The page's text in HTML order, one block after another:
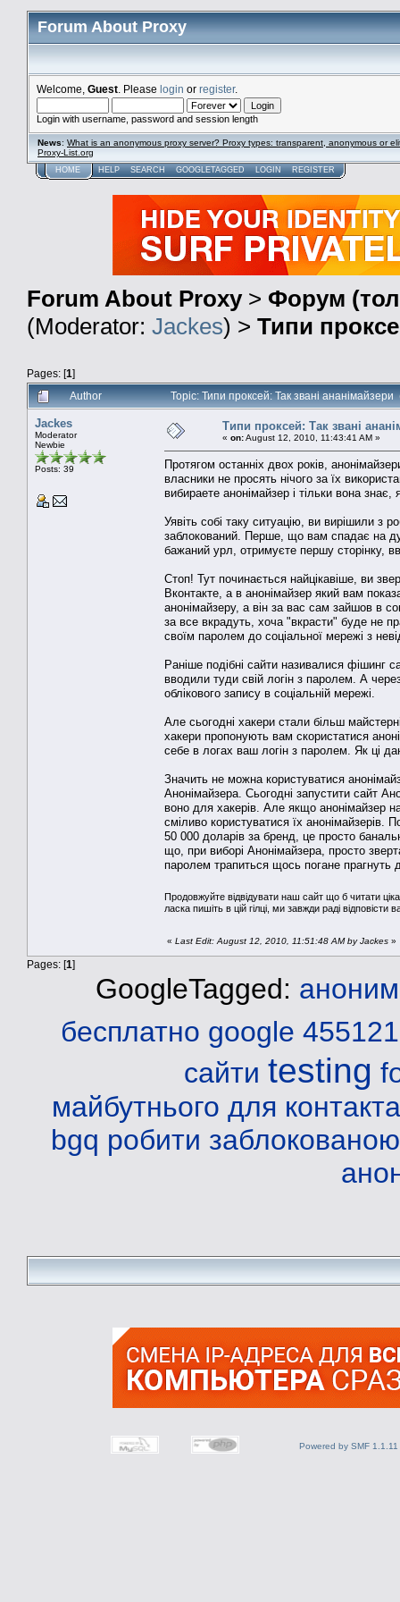
Forum About Proxy
Welcome, Guest . Please login or register.
Login with username, password and session length
News: What is an anonymous proxy server? Proxy types: transparent, anonymous or
Proxy-List.org
HOME HELP SEARCH GOOGLETAGGED LOGIN REGISTER
Forum About Proxy> Форум
(Moderator: Jackes) > Типи
Pages: [1]
Author
Topic: Типи проксей: Так звані
Jackes
Moderator
Newbie
Posts: 39
Типи проксей: Так звані
« on:August 12, 2010, 11:43:41 AM »
Протягом останніх двох років,
власники не просять нічого за їх
вибираете анонімайзер і тільки вона
Уявіть собі таку ситуацію, ви вирішили з
заблокований. Перше, що вам спадає на
бажаний урл, отримуєте першу сторінку,
Стоп! Тут починається найцікавіше, ви
Вконтакте, а в анонімайзер який вам
анонімайзеру, а він за вас сам зайшов в
за все вкрадуть, хоча "вкрасти" буде не
своїм паролем до соціальної мережі з
Раніше подібні сайти називалися фішинг
вводили туди свій логін з паролем. А
облікового запису в соціальній мережі.
Але сьогодні хакери стали більш
хакери пропонують вам скористатися
себе в логах ваш логін з паролем. Як ці
Значить не можна користуватися
Анонімайзера. Сьогодні запустити сайт
воно для хакерів. Але якщо анонімайзер
сміливо користуватися їх анонімайзерів.
50 000 доларів за бренд, це просто
що, при виборі Анонімайзера, просто
паролем трапиться щось погане прагнуть
Продовжуйте відвідувати наш сайт що б читати
ласка пишіть в цій гілці, ми завжди раді відповісти
« Last Edit: August 12, 2010, 11:51:48 AM by Jackes »
Pages: [1]
GoogleTagged:
бесплатно google
сайти testing
майбутнього для контакта
bgq робити заблокованою
Powered by SMF 1.1.11